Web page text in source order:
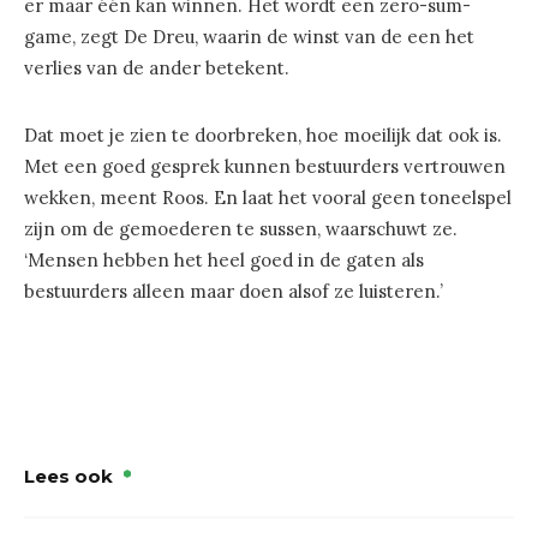
er maar één kan winnen. Het wordt een zero-sum-
game, zegt De Dreu, waarin de winst van de een het
verlies van de ander betekent.
Dat moet je zien te doorbreken, hoe moeilijk dat ook is.
Met een goed gesprek kunnen bestuurders vertrouwen
wekken, meent Roos. En laat het vooral geen toneelspel
zijn om de gemoederen te sussen, waarschuwt ze.
‘Mensen hebben het heel goed in de gaten als
bestuurders alleen maar doen alsof ze luisteren.’
Lees ook